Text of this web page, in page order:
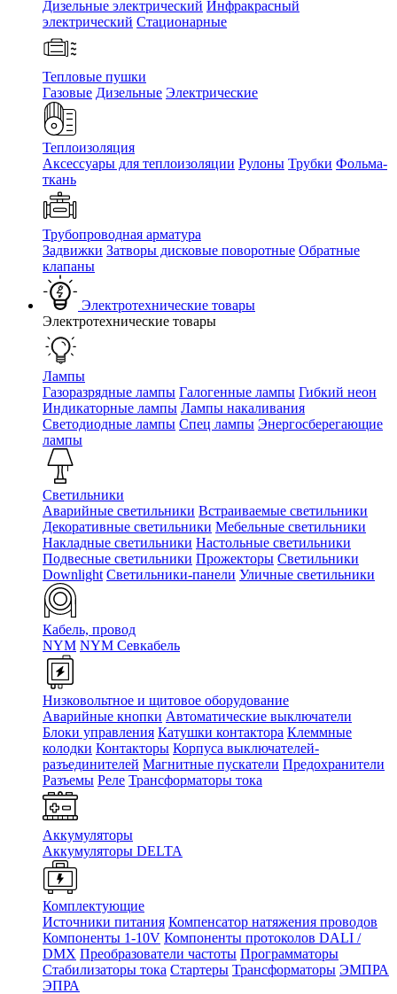
Дизельные электрический Инфракрасный
электрический Стационарные
Тепловые пушки
Газовые Дизельные Электрические
Теплоизоляция
Аксессуары для теплоизоляции Рулоны Трубки Фольма-
ткань
Трубопроводная арматура
Задвижки Затворы дисковые поворотные Обратные
клапаны
Электротехнические товары
Электротехнические товары
Лампы
Газоразрядные лампы Галогенные лампы Гибкий неон
Индикаторные лампы Лампы накаливания
Светодиодные лампы Спец лампы Энергосберегающие
лампы
Светильники
Аварийные светильники Встраиваемые светильники
Декоративные светильники Мебельные светильники
Накладные светильники Настольные светильники
Подвесные светильники Прожекторы Светильники
Downlight Светильники-панели Уличные светильники
Кабель, провод
NYM NYM Севкабель
Низковольтное и щитовое оборудование
Аварийные кнопки Автоматические выключатели
Блоки управления Катушки контактора Клеммные
колодки Контакторы Корпуса выключателей-
разъединителей Магнитные пускатели Предохранители
Разъемы Реле Трансформаторы тока
Аккумуляторы
Аккумуляторы DELTA
Комплектующие
Источники питания Компенсатор натяжения проводов
Компоненты 1-10V Компоненты протоколов DALI /
DMX Преобразователи частоты Программаторы
Стабилизаторы тока Стартеры Трансформаторы ЭМПРА
ЭПРА